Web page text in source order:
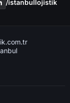
/i̇stanbullojistik